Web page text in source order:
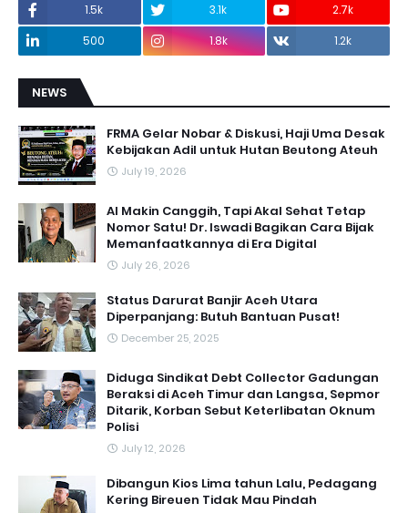
1.5k 3.1k
2.7k
500
1.8k 1.2k
NEWS
FRMA Gelar Nobar & Diskusi, Haji Uma Desak
Kebijakan Adil untuk Hutan Beutong Ateuh
July 19, 2026
AI Makin Canggih, Tapi Akal Sehat Tetap
Nomor Satu! Dr. Iswadi Bagikan Cara Bijak
Memanfaatkannya di Era Digital
July 26, 2026
Status Darurat Banjir Aceh Utara
Diperpanjang: Butuh Bantuan Pusat!
December 25, 2025
Diduga Sindikat Debt Collector Gadungan
Beraksi di Aceh Timur dan Langsa, Sepmor
Ditarik, Korban Sebut Keterlibatan Oknum
Polisi
July 12, 2026
Dibangun Kios Lima tahun Lalu, Pedagang
Kering Bireuen Tidak Mau Pindah